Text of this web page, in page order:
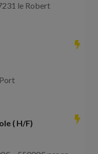
le Robert
( H/F)